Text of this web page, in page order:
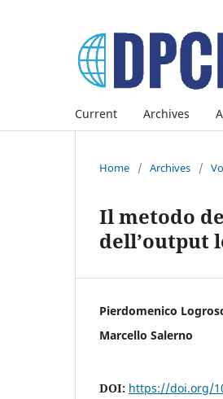
Current Archives
Home / Archives /
Il metodo
dell’output
Pierdomenico
Marcello Salerno
DOI: https://doi.org/